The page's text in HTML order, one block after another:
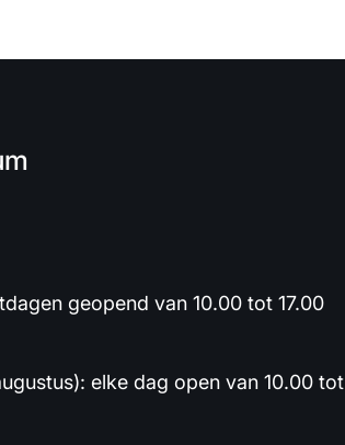
geopend van 10.00 tot 17.00
elke dag open van 10.00 tot